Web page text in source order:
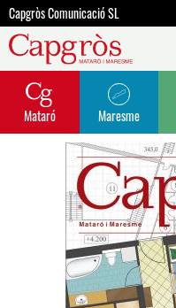
Capgròs Comunicació SL
Mataró Maresme